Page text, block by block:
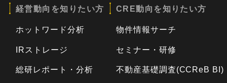
経営動向を知りたい方
ホットワード分析
IRストレージ
総研レポート・分析
CRE動向を知りたい方
物件情報サーチ
セミナー・研修
不動産基礎調査(CCReB BI)